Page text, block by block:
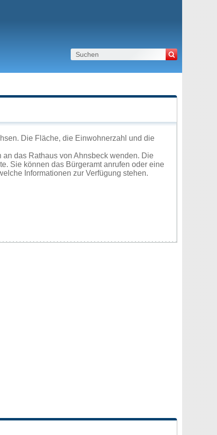
Die Fläche, die Einwohnerzahl und die
das Rathaus von Ahnsbeck wenden. Die
Sie können das Bürgeramt anrufen oder eine
Informationen zur Verfügung stehen.